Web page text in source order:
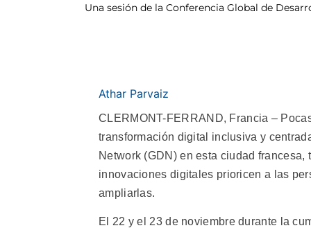
Una sesión de la Conferencia Global de
Athar Parvaiz
CLERMONT-FERRAND, Francia –
transformación digital inclusiva y
Network (GDN) en esta ciudad
innovaciones digitales prioricen a las
ampliarlas.
El 22 y el 23 de noviembre durante la